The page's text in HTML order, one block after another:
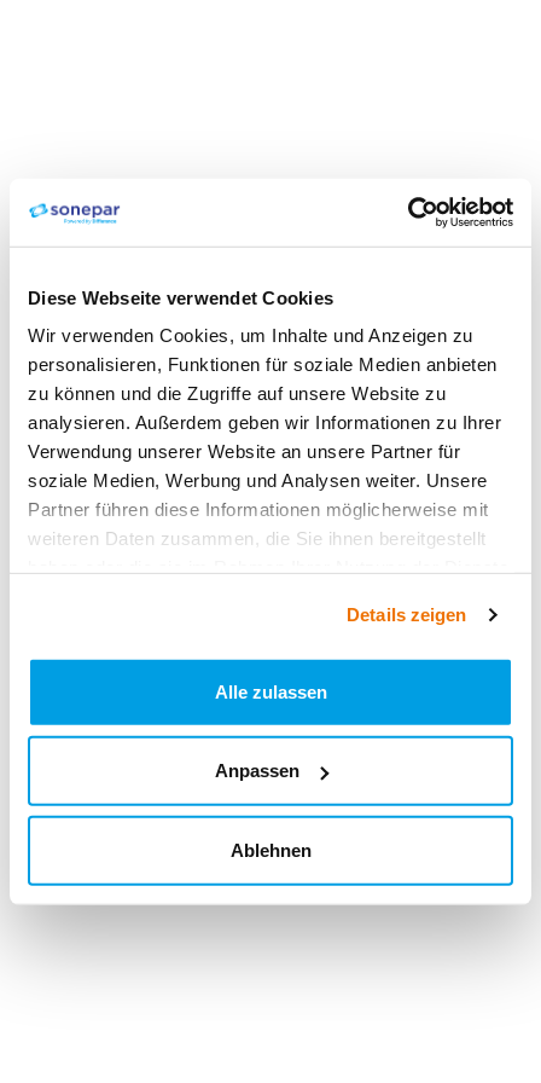
Diese Webseite verwendet Cookies
Wir verwenden Cookies, um Inhalte und Anzeigen zu
personalisieren, Funktionen für soziale Medien anbieten
zu können und die Zugriffe auf unsere Website zu
analysieren. Außerdem geben wir Informationen zu Ihrer
Verwendung unserer Website an unsere Partner für
soziale Medien, Werbung und Analysen weiter. Unsere
Partner führen diese Informationen möglicherweise mit
weiteren Daten zusammen, die Sie ihnen bereitgestellt
Details zeigen
Alle zulassen
Anpassen
Ablehnen